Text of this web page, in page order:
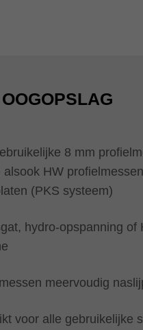
8 mm
alsook HW
(PKS systeem)
hydro-opspanning of
meervoudig
voor alle gebruikelijke